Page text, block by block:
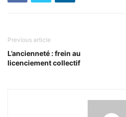
Previous article
L’ancienneté : frein au
licenciement collectif